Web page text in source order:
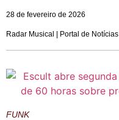
28 de fevereiro de 2026
Radar Musical | Portal de Notícias
FUNK